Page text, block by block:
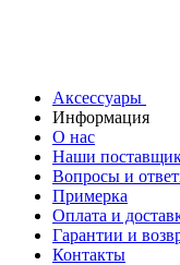
Аксессуары
Информация
О нас
Наши
Вопросы и
Примерка
Оплата и
Гарантии и
Контакты